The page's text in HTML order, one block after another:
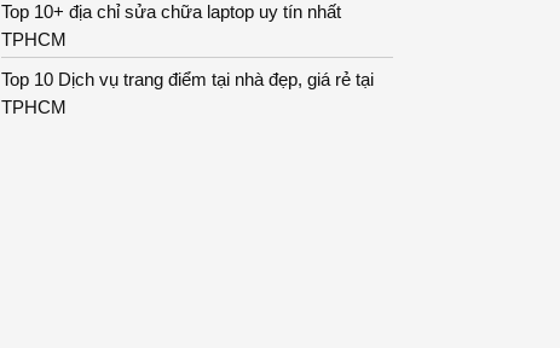
Top 10+ địa chỉ sửa chữa laptop uy tín nhất
TPHCM
Top 10 Dịch vụ trang điểm tại nhà đẹp, giá rẻ tại
TPHCM